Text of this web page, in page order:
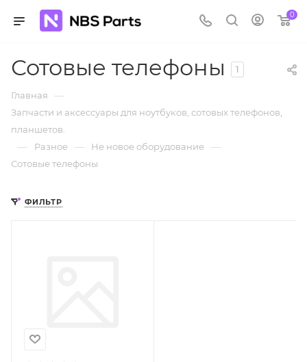
0
Сотовые телефоны 1
Главная —
Запчасти и аксессуары для ноутбуков, сотовых телефонов,
планшетов.
— Разное — Не новое оборудование —
Сотовые телефоны
ФИЛЬТР